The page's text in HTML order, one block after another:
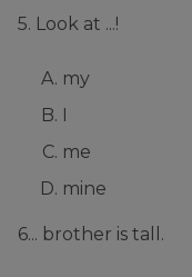
5. Look at ...!
my
I
me
mine
6... brother is tall.